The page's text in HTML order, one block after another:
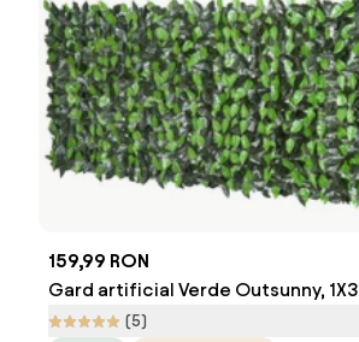
159,99 RON
Gard artificial Verde Outsunny,
artificiala, frunze artificiale |
(5)